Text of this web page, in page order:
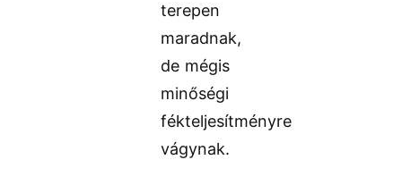
terepen
maradnak,
de mégis
minőségi
fékteljesítményre
vágynak.